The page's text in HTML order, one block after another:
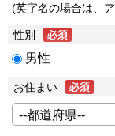
(英字名の場合は、
性別
男性
お住まい